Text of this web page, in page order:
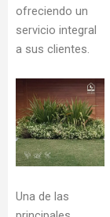
ofreciendo un
servicio integral
a sus clientes.
Una de las